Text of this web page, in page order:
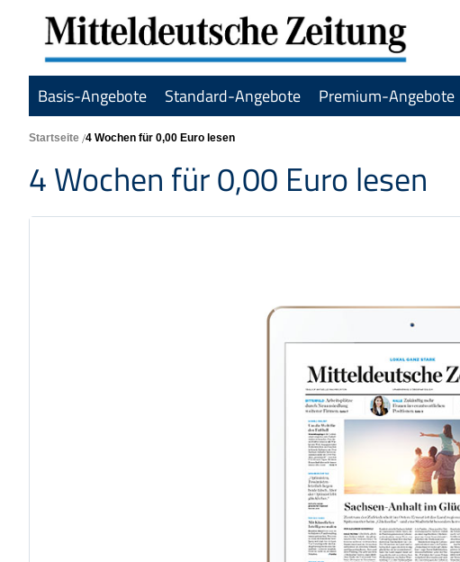
Basis-Angebote Standard-Angebote Premium-Angebote
Startseite 4 Wochen für 0,00 Euro lesen
4 Wochen für 0,00 Euro lesen